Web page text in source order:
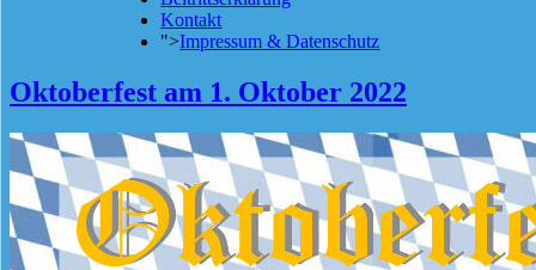
Kontakt
">Impressum & Datenschutz
Oktoberfest am 1. Oktober 2022